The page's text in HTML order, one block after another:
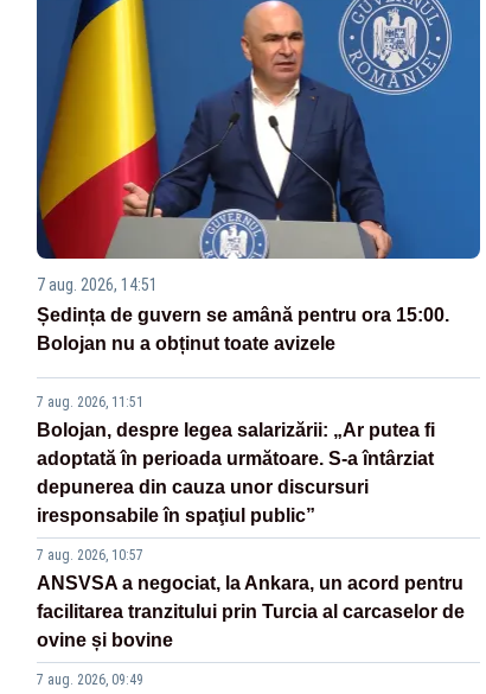
7 aug. 2026, 14:51
Ședința de guvern se amână pentru ora 15:00.
Bolojan nu a obținut toate avizele
7 aug. 2026, 11:51
Bolojan, despre legea salarizării: „Ar putea fi
adoptată în perioada următoare. S-a întârziat
depunerea din cauza unor discursuri
iresponsabile în spaţiul public”
7 aug. 2026, 10:57
ANSVSA a negociat, la Ankara, un acord pentru
facilitarea tranzitului prin Turcia al carcaselor de
ovine și bovine
7 aug. 2026, 09:49